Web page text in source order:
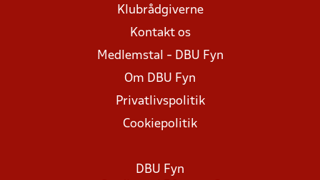
Klubrådgiverne
Kontakt os
Medlemstal - DBU Fyn
Om DBU Fyn
Privatlivspolitik
Cookiepolitik
DBU Fyn